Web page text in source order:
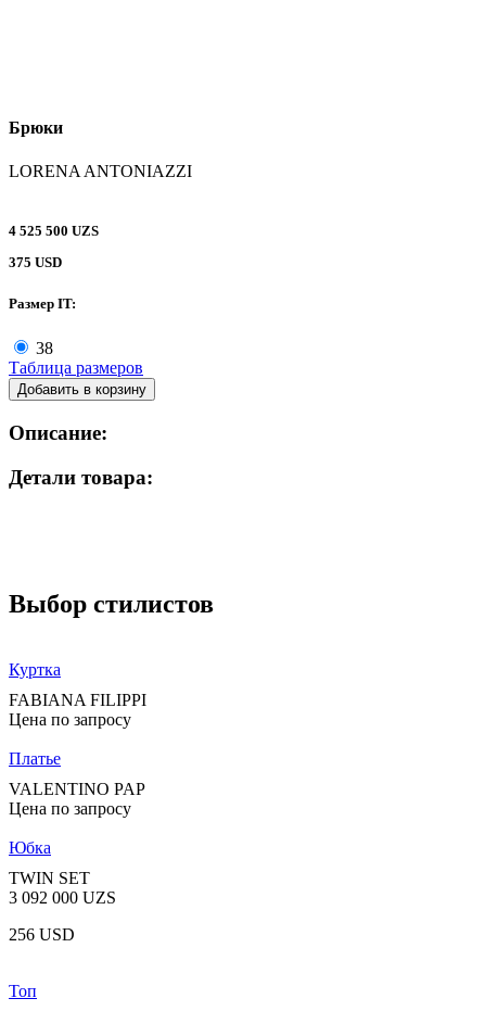
Брюки
LORENA ANTONIAZZI
4 525 500 UZS
375 USD
Размер IT:
38
Таблица размеров
Добавить в корзину
Описание:
Детали товара:
Выбор стилистов
Куртка
FABIANA FILIPPI
Цена по запросу
Платье
VALENTINO PAP
Цена по запросу
Юбка
TWIN SET
3 092 000 UZS
256 USD
Топ